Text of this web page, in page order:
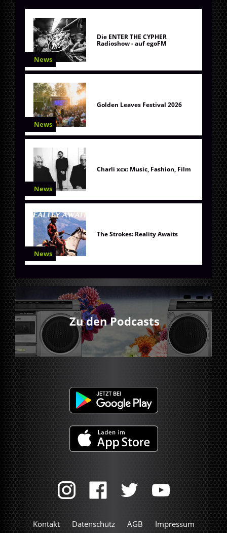
News
Die ENTER THE CYPHER
Radioshow - auf egoFM
News
Golden Leaves Festival 2026
News
Charli xcx: Music, Fashion, Film
News
The Strokes: Reality Awaits
Zu den Podcasts
Kontakt Datenschutz AGB Impressum